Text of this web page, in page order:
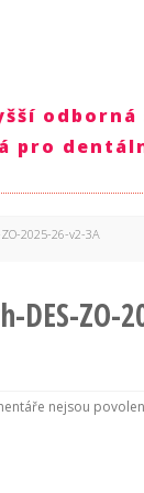
odborná
pro
2025-26-v2-3A
DES-ZO-
nejsou